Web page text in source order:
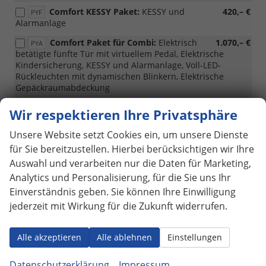
PYF 420,– €
Comfort KESSY Paket: KESSY und
Alarmanlage
PYA 1.070,– €
Comfort Paket für Combi: Elektrisch
betätigte fünfte Tür mit virtuellem Pedal, Elektrische
Kindersicherung, KESSY und Alarmanlage, Voll-LED-
Rückleuchten mit dynamischen Blinkern, Elektrische
Gepäckraumabdeckung
1.020,– €
Comfort Paket für Liftback:
Elektrisch
betätigte fünfte Tür mit virtuellem Pedal, Elektrische
Kindersicherung, KESSY und Alarmanlage, Voll-LED-
Rückleuchten mit dynamischen Blinkern
PYE 1.360,– €
Comfort Plus Paket für Combi:
Elektrisch betätigte fünfte Tür mit virtuellem Pedal,
Elektrische Kindersicherung, KESSY und Alarmanlage, Voll-
LED-Rückleuchten mit dynamischen Blinkern, Elektrische
Gepäckraumabdeckung, Rückfahrkamera
PYE 1.310,– €
Comfort Plus Paket für Liftback:
Elektrisch betätigte fünfte Tür mit virtuellem Pedal,
Elektrische Kindersicherung, KESSY und Alarmanlage, Voll-
LED-Rückleuchten mit dynamischen Blinkern,
Wir respektieren Ihre Privatsphäre
Unsere Website setzt Cookies ein, um unsere Dienste
für Sie bereitzustellen. Hierbei berücksichtigen wir Ihre
Auswahl und verarbeiten nur die Daten für Marketing,
Analytics und Personalisierung, für die Sie uns Ihr
Einverständnis geben. Sie können Ihre Einwilligung
jederzeit mit Wirkung für die Zukunft widerrufen.
Alle akzeptieren Alle ablehnen Einstellungen